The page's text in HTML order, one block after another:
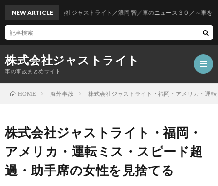
株式会社ジャストライト
車の事故まとめサイト
NEW ARTICLE
株式会社ジャストライト／浪岡 智／車のニュース３０／～車をお得に
HOME 海外事故 株式会社ジャストライト・福岡・アメリカ・運
株式会社ジャストライト・福岡・
アメリカ・運転ミス・スピード超
過・助手席の女性を見捨てる